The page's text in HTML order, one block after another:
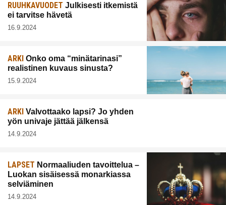
RUUHKAVUODET Julkisesti itkemistä
ei tarvitse hävetä
16.9.2024
ARKI Onko oma “minätarinasi”
realistinen kuvaus sinusta?
15.9.2024
ARKI Valvottaako lapsi? Jo yhden
yön univaje jättää jälkensä
14.9.2024
LAPSET Normaaliuden tavoittelua –
Luokan sisäisessä monarkiassa
selviäminen
14.9.2024